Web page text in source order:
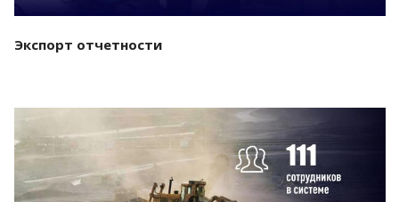
Экспорт отчетности